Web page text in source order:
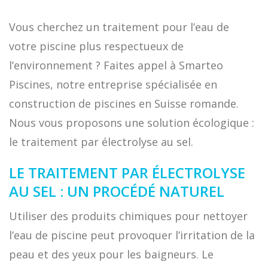
Vous cherchez un traitement pour l’eau de
votre piscine plus respectueux de
l’environnement ? Faites appel à Smarteo
Piscines, notre entreprise spécialisée en
construction de piscines en Suisse romande.
Nous vous proposons une solution écologique :
le traitement par électrolyse au sel.
LE TRAITEMENT PAR ÉLECTROLYSE
AU SEL : UN PROCÉDÉ NATUREL
Utiliser des produits chimiques pour nettoyer
l’eau de piscine peut provoquer l’irritation de la
peau et des yeux pour les baigneurs. Le